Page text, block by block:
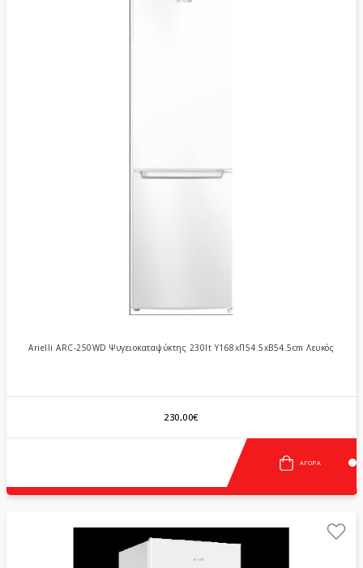
Arielli ARC-250WD Ψυγειοκαταψύκτης 230lt Υ168xΠ54.5xΒ54.5cm Λευκός
230,00€
ΑΓΟΡΆ